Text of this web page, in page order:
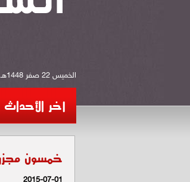
الخميس 22 صفر 1448هـ الموافق 2026-08-06
آخر الأحداث
خمسون